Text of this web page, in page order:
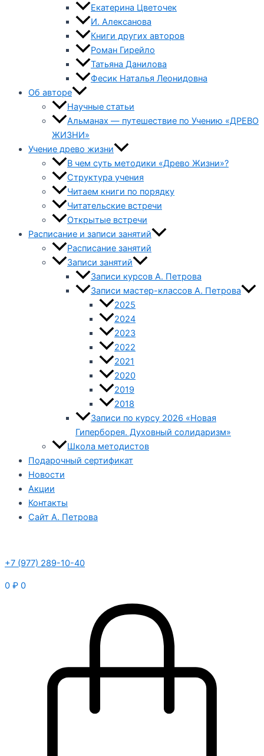
Екатерина Цветочек
И. Алексанова
Книги других авторов
Роман Гирейло
Татьяна Данилова
Фесик Наталья Леонидовна
Об авторе
Научные статьи
Альманах — путешествие по Учению «ДРЕВО
ЖИЗНИ»
Учение древо жизни
В чем суть методики «Древо Жизни»?
Структура учения
Читаем книги по порядку
Читательские встречи
Открытые встречи
Расписание и записи занятий
Расписание занятий
Записи занятий
Записи курсов А. Петрова
Записи мастер-классов А. Петрова
2025
2024
2023
2022
2021
2020
2019
2018
Записи по курсу 2026 «Новая
Гиперборея. Духовный солидаризм»
Школа методистов
Подарочный сертификат
Новости
Акции
Контакты
Сайт А. Петрова
+7 (977) 289-10-40
0 ₽ 0